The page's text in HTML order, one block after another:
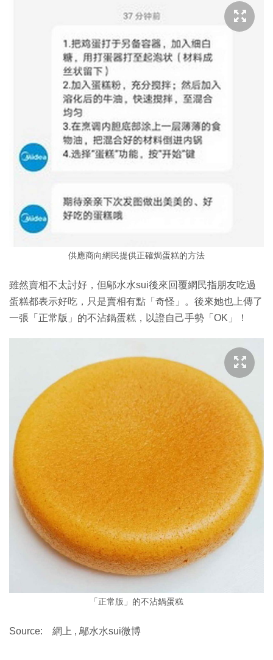
供應商向網民提供正確焗蛋糕的方法
雖然賣相不太討好，但鄔水水sui後來回覆網民指朋友吃過
蛋糕都表示好吃，只是賣相有點「奇怪」。後來她也上傳了
一張「正常版」的不沾鍋蛋糕，以證自己手勢「OK」！
「正常版」的不沾鍋蛋糕
Source: 網上 , 鄔水水sui微博